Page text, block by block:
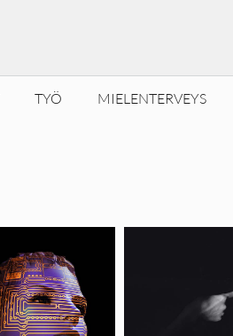
TYÖ MIELENTERVEYS